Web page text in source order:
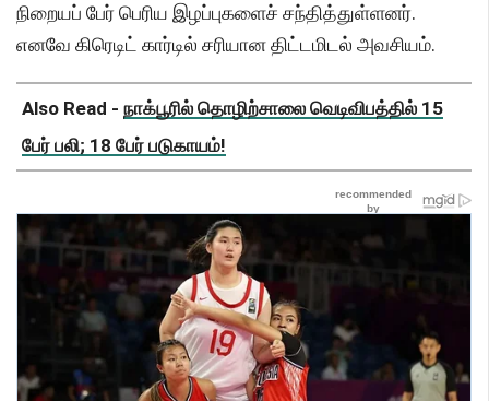
நிறையப் பேர் பெரிய இழப்புகளைச் சந்தித்துள்ளனர்.
எனவே கிரெடிட் கார்டில் சரியான திட்டமிடல் அவசியம்.
Also Read - நாக்பூரில் தொழிற்சாலை வெடிவிபத்தில் 15
பேர் பலி; 18 பேர் படுகாயம்!